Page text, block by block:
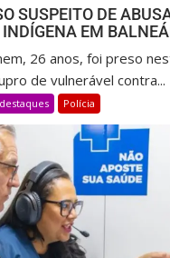
SUSPEITO DE
EM
26 anos, foi preso
de vulnerável contra...
destaques Polícia